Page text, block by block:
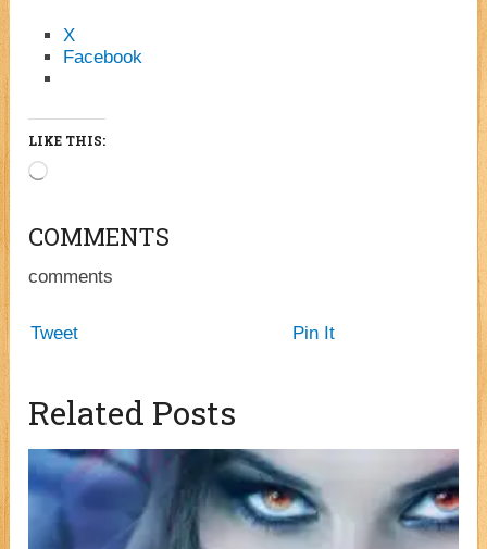
X
Facebook
LIKE THIS:
Loading…
COMMENTS
comments
Tweet Pin It
Related Posts